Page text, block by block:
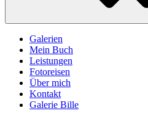
Galerien
Mein Buch
Leistungen
Fotoreisen
Über mich
Kontakt
Galerie Bille